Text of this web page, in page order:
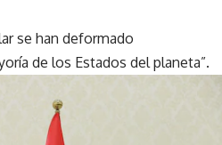
se han deformado
de los Estados del planeta”.